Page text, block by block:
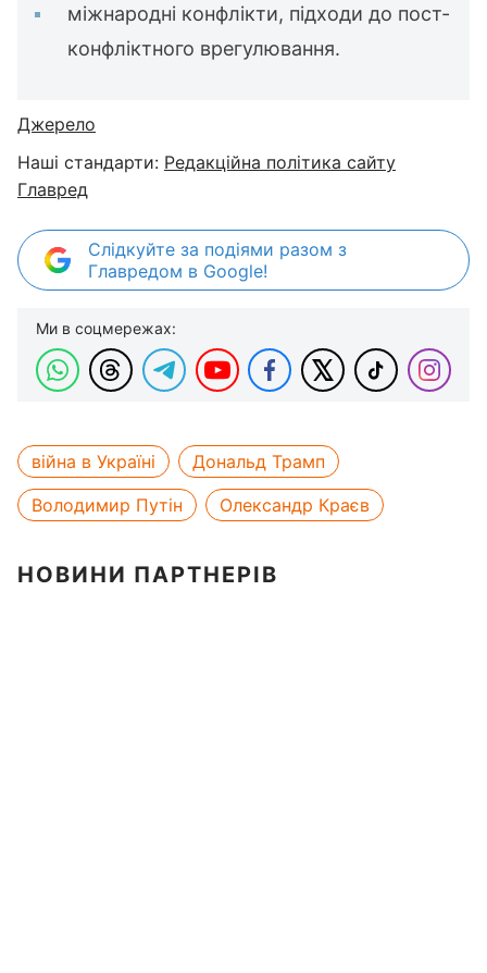
міжнародні конфлікти, підходи до пост-
конфліктного врегулювання.
Джерело
Наші стандарти: Редакційна політика сайту
Главред
Слідкуйте за подіями разом з
Главредом в Google!
Ми в соцмережах:
війна в Україні
Дональд Трамп
Володимир Путін
Олександр Краєв
НОВИНИ ПАРТНЕРІВ